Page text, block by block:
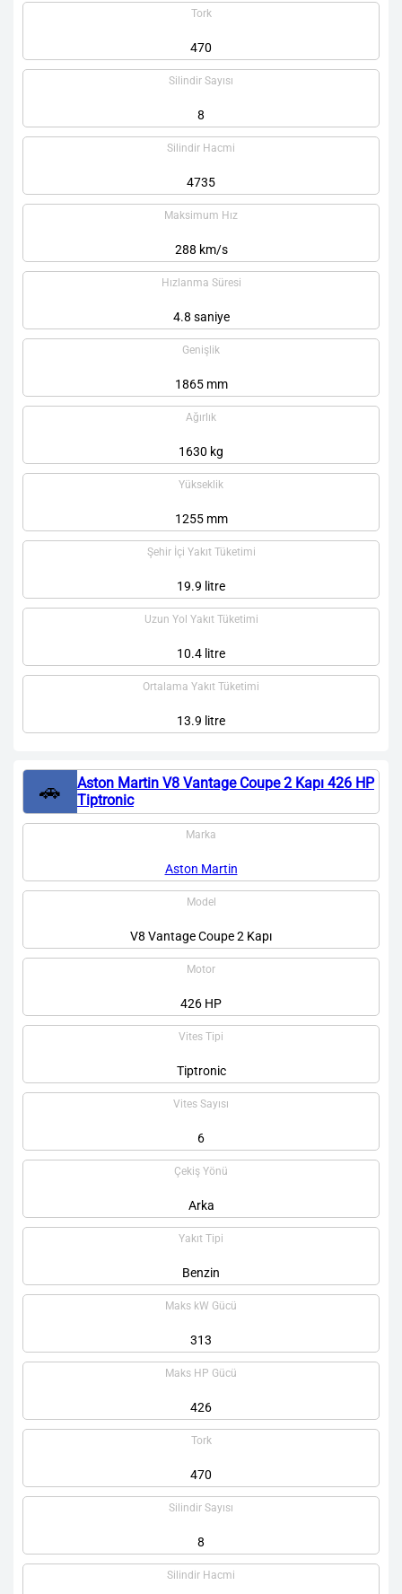
Tork
470
Silindir Sayısı
8
Silindir Hacmi
4735
Maksimum Hız
288 km/s
Hızlanma Süresi
4.8 saniye
Genişlik
1865 mm
Ağırlık
1630 kg
Yükseklik
1255 mm
Şehir İçi Yakıt Tüketimi
19.9 litre
Uzun Yol Yakıt Tüketimi
10.4 litre
Ortalama Yakıt Tüketimi
13.9 litre
🚗
Aston Martin V8 Vantage Coupe 2 Kapı 426 HP
Tiptronic
Marka
Aston Martin
Model
V8 Vantage Coupe 2 Kapı
Motor
426 HP
Vites Tipi
Tiptronic
Vites Sayısı
6
Çekiş Yönü
Arka
Yakıt Tipi
Benzin
Maks kW Gücü
313
Maks HP Gücü
426
Tork
470
Silindir Sayısı
8
Silindir Hacmi